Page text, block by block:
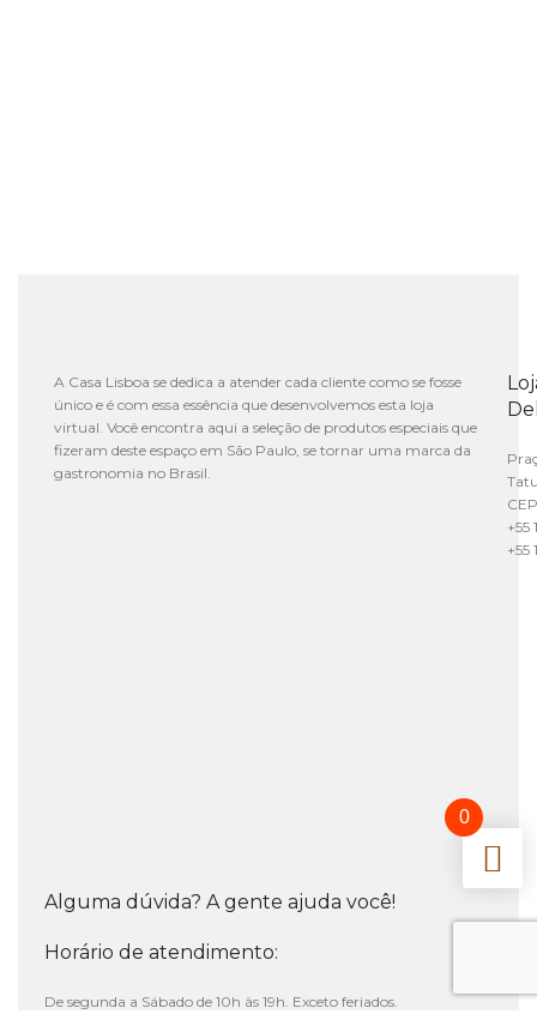
A Casa Lisboa se dedica a atender cada cliente como se fosse
único e é com essa essência que desenvolvemos esta loja
virtual. Você encontra aqui a seleção de produtos especiais que
fizeram deste espaço em São Paulo, se tornar uma marca da
gastronomia no Brasil.
+55
+55
Alguma dúvida? A gente ajuda você!
Horário de atendimento:
De segunda a Sábado de 10h às 19h. Exceto feriados.
0